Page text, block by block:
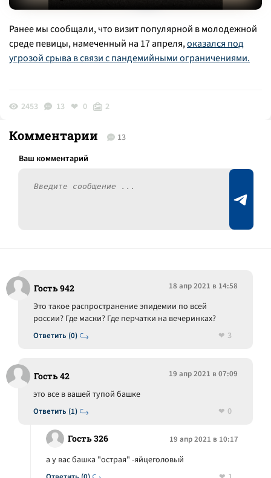
Ранее мы сообщали, что визит популярной в молодежной
среде певицы, намеченный на 17 апреля,оказался под
угрозой срыва в связи с пандемийными ограничениями.
2453 13 0 2
Комментарии 13
Гость 942 18 апр 2021 в 14:58
Ответить (0)
Это такое распространение эпидемии по всей
россии? Где маски? Где перчатки на вечеринках?
3
Гость 42 19 апр 2021 в 07:09
Ответить (1)
это все в вашей тупой башке
0
Гость 326 19 апр 2021 в 10:17
а у вас башка "острая" -яйцеголовый